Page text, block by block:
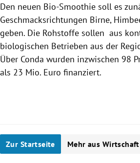
Den neuen Bio-Smoothie soll es
Geschmacksrichtungen Birne,
geben. Die Rohstoffe sollen aus
biologischen Betrieben aus der
Über Conda wurden inzwischen 98
als 23 Mio. Euro finanziert.
Zur Startseite Mehr aus Wirtschaft